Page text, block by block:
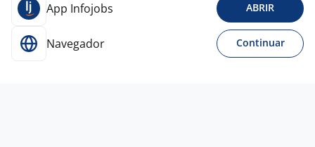
App Infojobs ABRIR
Navegador Continuar